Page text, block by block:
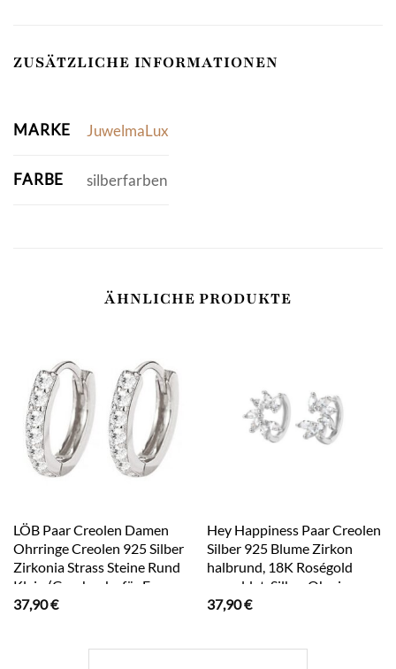
ZUSÄTZLICHE INFORMATIONEN
MARKE JuwelmaLux
FARBE silberfarben
ÄHNLICHE PRODUKTE
LÖB Paar Creolen Damen
Ohrringe Creolen 925 Silber
Zirkonia Strass Steine Rund
Klein (Geschenke für Frauen
Braut zum Geburtstag
37,90€
Hey Happiness Paar Creolen
Silber 925 Blume Zirkon
halbrund, 18K Roségold
vergoldet, Silber Ohrringe
Damen Kristalle Blatt klein,
37,90€